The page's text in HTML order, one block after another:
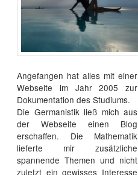
Angefangen hat alles mit einer
Webseite im Jahr 2005 zur
Dokumentation des Studiums.
Die Germanistik ließ mich aus
der Webseite einen Blog
erschaffen. Die Mathematik
lieferte mir zusätzliche
spannende Themen und nicht
zuletzt ein gewisses Interesse